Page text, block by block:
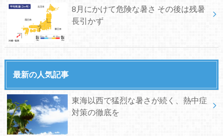
8月にかけて危険な暑さ その後は残暑
長引かず
最新の人気記事
東海以西で猛烈な暑さが続く、熱中症
対策の徹底を